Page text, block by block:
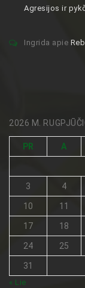
Agresijos ir
Ingrida apie
2026 M.
PR A
3 4
10 11
17 18
24 25
31
« Lie